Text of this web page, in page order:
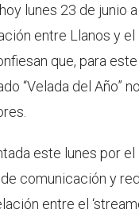
lunes 23 de junio a
entre Llanos y
que, para
“Velada del Año”
este lunes por
comunicación y
entre el